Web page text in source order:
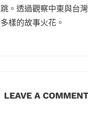
。透過觀察中東與台
樣的故事火花。
LEAVE A